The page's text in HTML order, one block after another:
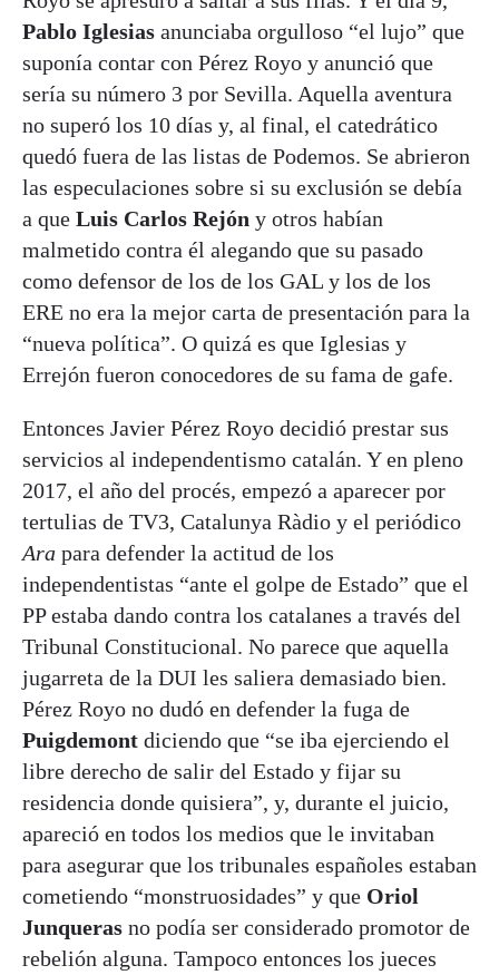
Pablo Iglesias anunciaba orgulloso “el lujo” que
suponía contar con Pérez Royo y anunció que
sería su número 3 por Sevilla. Aquella aventura
no superó los 10 días y, al final, el catedrático
quedó fuera de las listas de Podemos. Se abrieron
las especulaciones sobre si su exclusión se debía
a que Luis Carlos Rejón y otros habían
malmetido contra él alegando que su pasado
como defensor de los de los GAL y los de los
ERE no era la mejor carta de presentación para la
“nueva política”. O quizá es que Iglesias y
Errejón fueron conocedores de su fama de gafe.
Entonces Javier Pérez Royo decidió prestar sus
servicios al independentismo catalán. Y en pleno
2017, el año del procés, empezó a aparecer por
tertulias de TV3, Catalunya Ràdio y el periódico
Ara para defender la actitud de los
independentistas “ante el golpe de Estado” que el
PP estaba dando contra los catalanes a través del
Tribunal Constitucional. No parece que aquella
jugarreta de la DUI les saliera demasiado bien.
Pérez Royo no dudó en defender la fuga de
Puigdemont diciendo que “se iba ejerciendo el
libre derecho de salir del Estado y fijar su
residencia donde quisiera”, y, durante el juicio,
apareció en todos los medios que le invitaban
para asegurar que los tribunales españoles estaban
cometiendo “monstruosidades” y que Oriol
Junqueras no podía ser considerado promotor de
rebelión alguna. Tampoco entonces los jueces